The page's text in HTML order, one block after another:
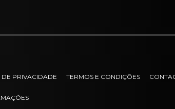
DE PRIVACIDADE TERMOS E CONDIÇÕES